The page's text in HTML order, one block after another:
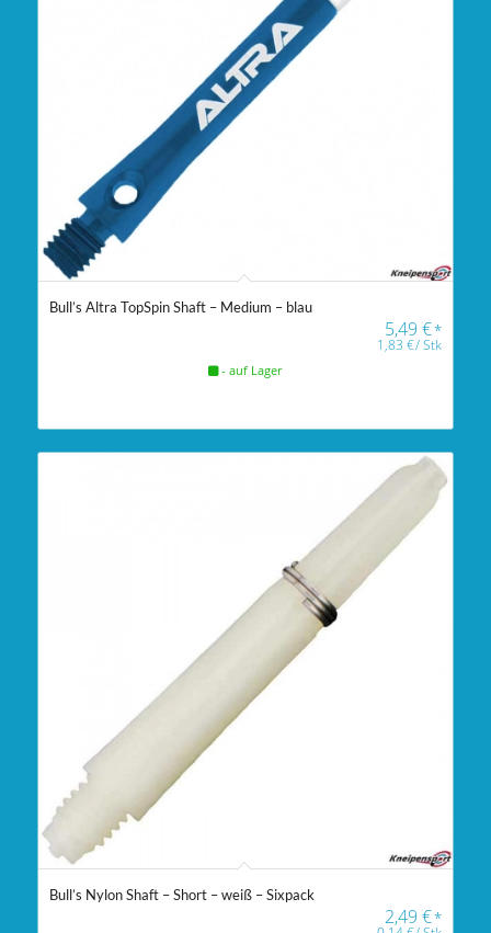
Bull’s Altra TopSpin Shaft – Medium – blau
5,49€*
1,83€/Stk
- auf Lager
Bull’s Nylon Shaft – Short – weiß – Sixpack
2,49€*